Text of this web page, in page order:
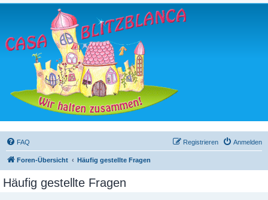
FAQ Anmelden
Registrieren
Foren-Übersicht Häufig gestellte Fragen
Häufig gestellte Fragen